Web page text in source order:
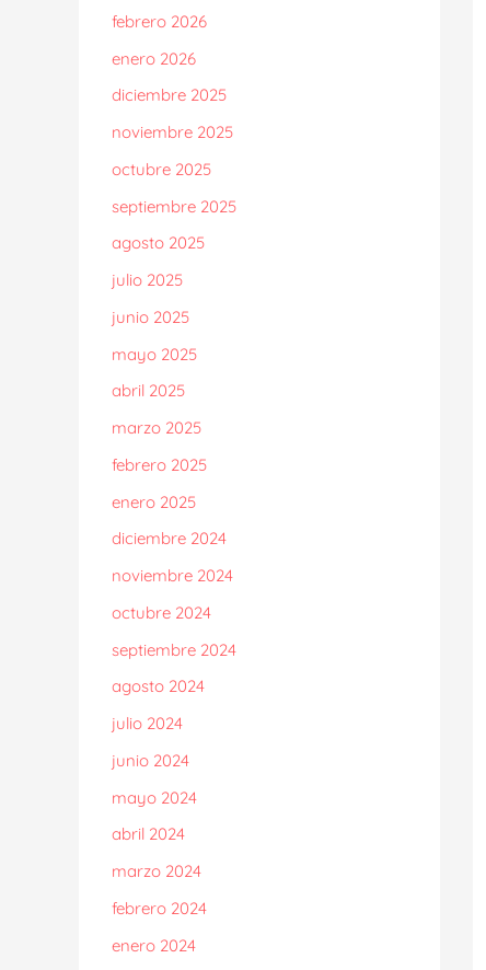
febrero 2026
enero 2026
diciembre 2025
noviembre 2025
octubre 2025
septiembre 2025
agosto 2025
julio 2025
junio 2025
mayo 2025
abril 2025
marzo 2025
febrero 2025
enero 2025
diciembre 2024
noviembre 2024
octubre 2024
septiembre 2024
agosto 2024
julio 2024
junio 2024
mayo 2024
abril 2024
marzo 2024
febrero 2024
enero 2024